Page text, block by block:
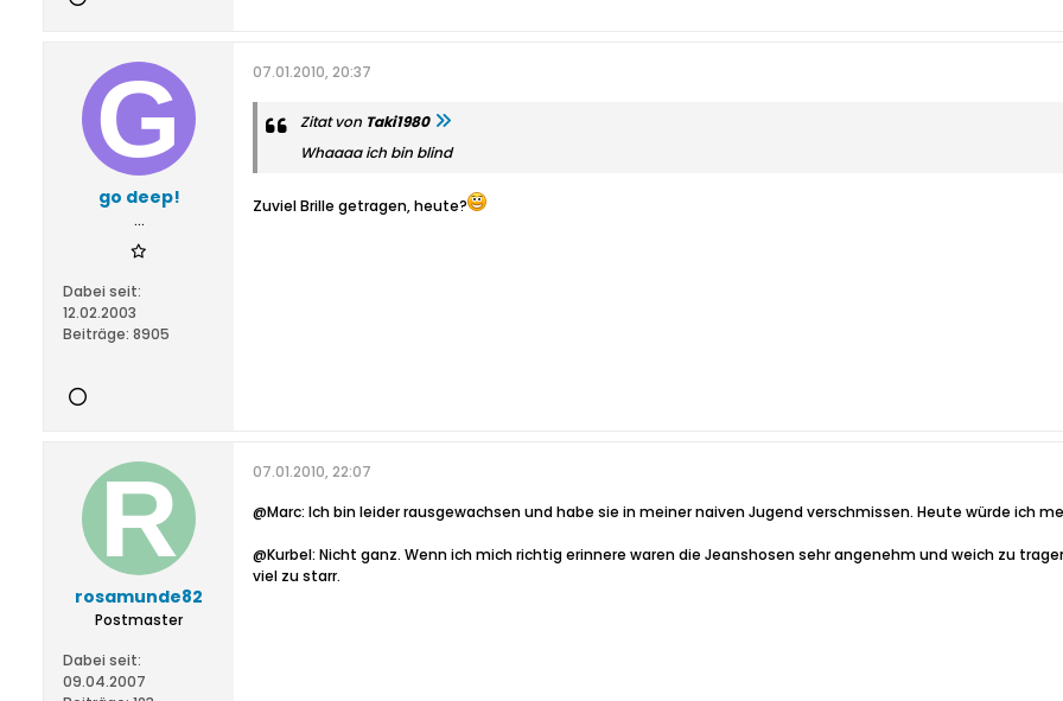
go deep!
...
Dabei seit:
12.02.2003
Beiträge: 8905
07.01.2010, 20:37
Zitat von Taki1980
Whaaaa ich bin blind
Zuviel Brille getragen, heute?
rosamunde82
Postmaster
Dabei seit:
09.04.2007
07.01.2010, 22:07
@Marc: Ich bin leider rausgewachsen und habe sie in meiner naiven Jugend verschmissen. Heute würde ich
@Kurbel: Nicht ganz. Wenn ich mich richtig erinnere waren die Jeanshosen sehr angenehm und weich zu
viel zu starr.